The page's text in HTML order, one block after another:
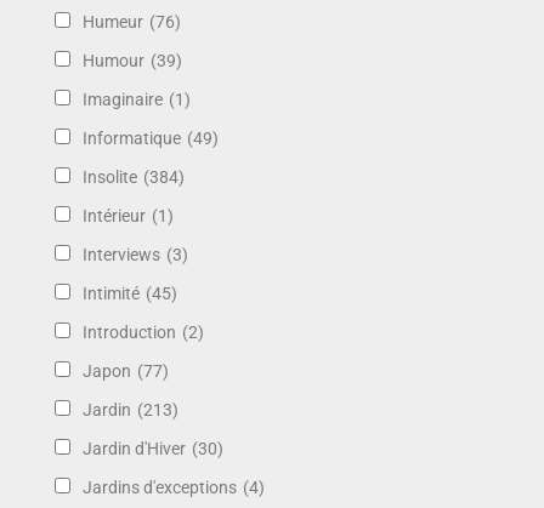
Humeur (76)
Humour (39)
Imaginaire (1)
Informatique (49)
Insolite (384)
Intérieur (1)
Interviews (3)
Intimité (45)
Introduction (2)
Japon (77)
Jardin (213)
Jardin d'Hiver (30)
Jardins d'exceptions (4)